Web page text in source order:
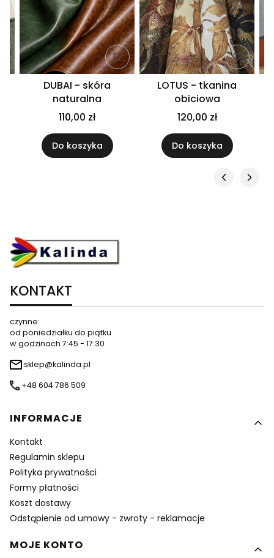
DUBAI - skóra
naturalna
110,00 zł
Do koszyka
LOTUS - tkanina
obiciowa
120,00 zł
Do koszyka
KONTAKT
czynne:
od poniedziałku do piątku
w godzinach 7:45 - 17:30
sklep@kalinda.pl
+48 604 786 509
Linki w stopce
INFORMACJE
Kontakt
Regulamin sklepu
Polityka prywatności
Formy płatności
Koszt dostawy
Odstąpienie od umowy - zwroty - reklamacje
MOJE KONTO